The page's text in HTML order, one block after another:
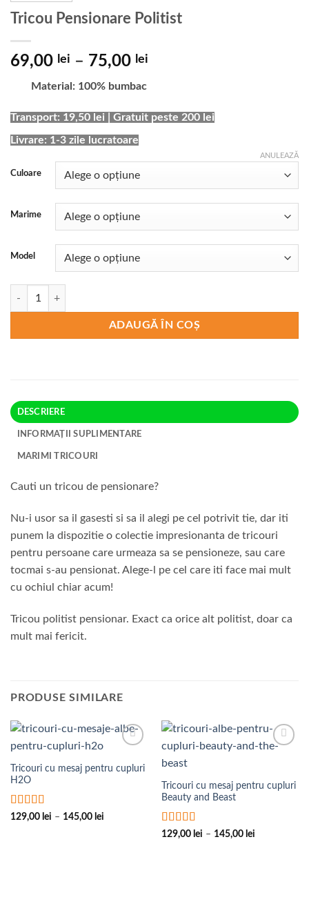
Tricou Pensionare Politist
69,00 lei – 75,00 lei
69,00 lei
până
75,00 lei
Material: 100% bumbac
Transport: 19,50 lei | Gratuit peste 200 lei
Livrare: 1-3 zile lucratoare
Culoare
Marime
Model
ANULEAZĂ
Cantitate Tricou Pensionare Politist
ADAUGĂ ÎN COȘ
DESCRIERE
INFORMAȚII SUPLIMENTARE
MARIMI TRICOURI
Cauti un tricou de pensionare?
Nu-i usor sa il gasesti si sa il alegi pe cel potrivit tie, dar iti
punem la dispozitie o colectie impresionanta de tricouri
pentru persoane care urmeaza sa se pensioneze, sau care
tocmai s-au pensionat. Alege-l pe cel care iti face mai mult
cu ochiul chiar acum!
Tricou politist pensionar. Exact ca orice alt politist, doar ca
mult mai fericit.
PRODUSE SIMILARE
Wishlist
Tricouri cu mesaj pentru cupluri
H2O
Evaluat la5
129,00 lei – 145,00 leiInterval
Tricouri cu mesaj pentru cupluri
Beauty and Beast
Evaluat la5
129,00 lei – 145,00 leiInterval